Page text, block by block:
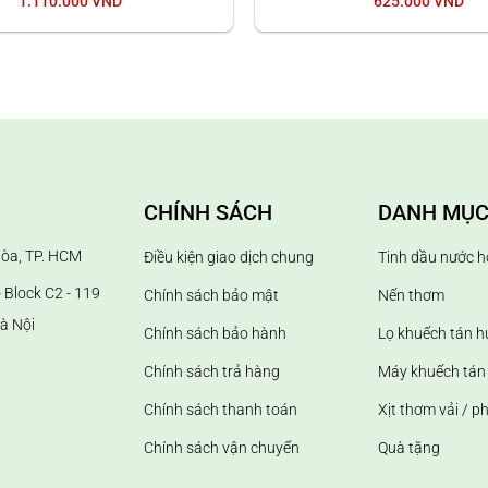
đối với không gian nhỏ hơn 12m2 và 5 que đối với không
chóng thấm đều tinh dầu.
khuếch tán nhẹ dần thì nguyên nhân có thể do đầu que bị
TP. HCM
Block C2 - 119
Nội
CHÍNH SÁCH
Điều kiện giao dịch chung
Chính sách bảo mật
Chính sách bảo hành
Chính sách trả hàng
Chính sách thanh toán
Chính sách vận chuyển
DANH
Tinh dầu nước
Nến thơm
Lọ khuếch tán
Máy khuếch
Xịt thơm vải /
Quà tặng